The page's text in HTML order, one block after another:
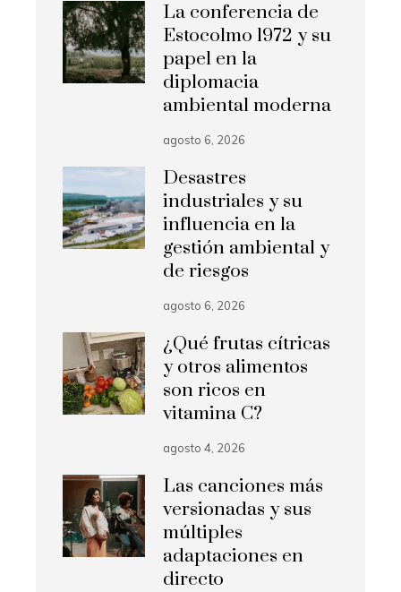
La conferencia de
Estocolmo 1972 y su
papel en la
diplomacia
ambiental moderna
agosto 6, 2026
Desastres
industriales y su
influencia en la
gestión ambiental y
de riesgos
agosto 6, 2026
¿Qué frutas cítricas
y otros alimentos
son ricos en
vitamina C?
agosto 4, 2026
Las canciones más
versionadas y sus
múltiples
adaptaciones en
directo